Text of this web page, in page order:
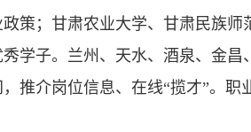
；甘肃农业大学、甘肃民族师
学子。兰州、天水、酒泉、金
推介岗位信息、在线“揽才”。